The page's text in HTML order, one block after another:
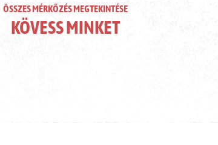
ÖSSZES MÉRKŐZÉS MEGTEKINTÉSE
KÖVESS MINKET